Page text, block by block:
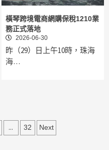
橫琴跨境電商網購保稅1210業
務正式落地
2026-06-30
昨（29）日上午10時，珠海
海…
... 32 Next